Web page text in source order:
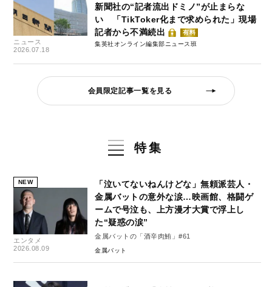
ニュース
2026.07.18
新聞社の“記者流出ドミノ”が止まらな
い 「TikToker化まで求められた」現場
記者から不満続出
有料
集英社オンライン編集部ニュース班
会員限定記事一覧を見る
特集
NEW
エンタメ
2026.08.09
「泣いてないねんけどな」無頼派芸人・
金属バットの意外な涙…映画館、格闘ゲ
ームで号泣も、上方漫才大賞で浮上し
た“疑惑の涙”
金属バットの「酒辛肉鮪」#61
金属バット